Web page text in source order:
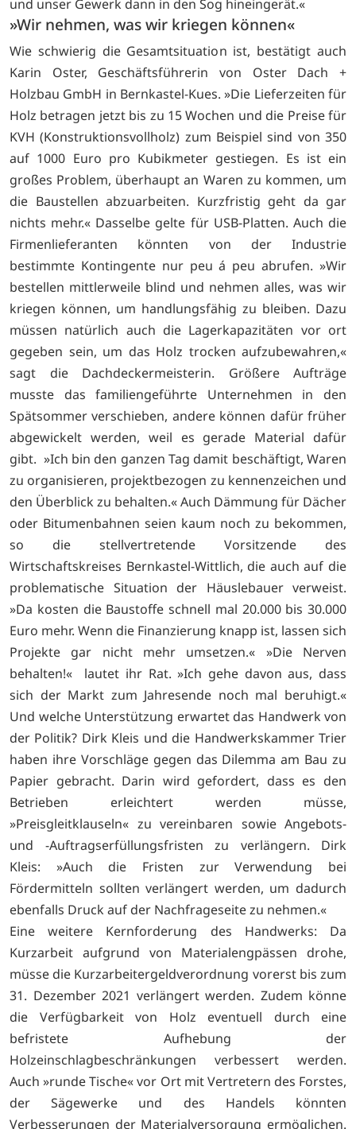
und unser Gewerk dann in den Sog hineingerät.«
»Wir nehmen, was wir kriegen können«
Wie schwierig die Gesamtsituation ist, bestätigt auch
Karin Oster, Geschäftsführerin von Oster Dach +
Holzbau GmbH in Bernkastel-Kues. »Die Lieferzeiten für
Holz betragen jetzt bis zu 15 Wochen und die Preise für
KVH (Konstruktionsvollholz) zum Beispiel sind von 350
auf 1000 Euro pro Kubikmeter gestiegen. Es ist ein
großes Problem, überhaupt an Waren zu kommen, um
die Baustellen abzuarbeiten. Kurzfristig geht da gar
nichts mehr.« Dasselbe gelte für USB-Platten. Auch die
Firmenlieferanten könnten von der Industrie
bestimmte Kontingente nur peu á peu abrufen. »Wir
bestellen mittlerweile blind und nehmen alles, was wir
kriegen können, um handlungsfähig zu bleiben. Dazu
müssen natürlich auch die Lagerkapazitäten vor ort
gegeben sein, um das Holz trocken aufzubewahren,«
sagt die Dachdeckermeisterin. Größere Aufträge
musste das familiengeführte Unternehmen in den
Spätsommer verschieben, andere können dafür früher
abgewickelt werden, weil es gerade Material dafür
gibt. »Ich bin den ganzen Tag damit beschäftigt, Waren
zu organisieren, projektbezogen zu kennenzeichen und
den Überblick zu behalten.« Auch Dämmung für Dächer
oder Bitumenbahnen seien kaum noch zu bekommen,
so die stellvertretende Vorsitzende des
Wirtschaftskreises Bernkastel-Wittlich, die auch auf die
problematische Situation der Häuslebauer verweist.
»Da kosten die Baustoffe schnell mal 20.000 bis 30.000
Euro mehr. Wenn die Finanzierung knapp ist, lassen sich
Projekte gar nicht mehr umsetzen.« »Die Nerven
behalten!« lautet ihr Rat. »Ich gehe davon aus, dass
sich der Markt zum Jahresende noch mal beruhigt.«
Und welche Unterstützung erwartet das Handwerk von
der Politik? Dirk Kleis und die Handwerkskammer Trier
haben ihre Vorschläge gegen das Dilemma am Bau zu
Papier gebracht. Darin wird gefordert, dass es den
Betrieben erleichtert werden müsse,
»Preisgleitklauseln« zu vereinbaren sowie Angebots-
und -Auftragserfüllungsfristen zu verlängern. Dirk
Kleis: »Auch die Fristen zur Verwendung bei
Fördermitteln sollten verlängert werden, um dadurch
ebenfalls Druck auf der Nachfrageseite zu nehmen.«
Eine weitere Kernforderung des Handwerks: Da
Kurzarbeit aufgrund von Materialengpässen drohe,
müsse die Kurzarbeitergeldverordnung vorerst bis zum
31. Dezember 2021 verlängert werden. Zudem könne
die Verfügbarkeit von Holz eventuell durch eine
befristete Aufhebung der
Holzeinschlagbeschränkungen verbessert werden.
Auch »runde Tische« vor Ort mit Vertretern des Forstes,
der Sägewerke und des Handels könnten
Verbesserungen der Materialversorgung ermöglichen.